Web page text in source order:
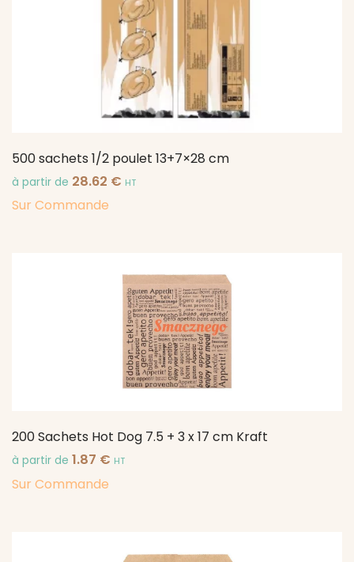
500 sachets 1/2 poulet 13+7×28 cm
à partir de 28.62 € HT
Sur Commande
200 Sachets Hot Dog 7.5 + 3 x 17 cm Kraft
à partir de 1.87 € HT
Sur Commande